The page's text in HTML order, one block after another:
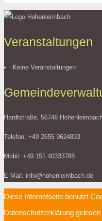
Veranstaltungen
Keine Veranstaltungen
Hardtstraße, 56746
Telefon: +49 2655 9624833
Mobil: +49 151 40333788
E-Mail: info@hohenleimbach.de
Diese Internetseite benutzt
Datenschutzerklärung